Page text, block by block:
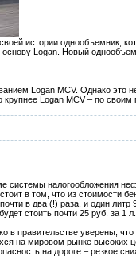
истории однообъемник,
основу Logan. Новый
Logan MCV. Однако это
Logan MCV – по
системы налогообложения
в том, что из стоимости
в два (!) раза, и один
стоить почти 25 руб. за 1 л.
правительстве уверены,
на мировом рынке высоких
на дороге – резкое